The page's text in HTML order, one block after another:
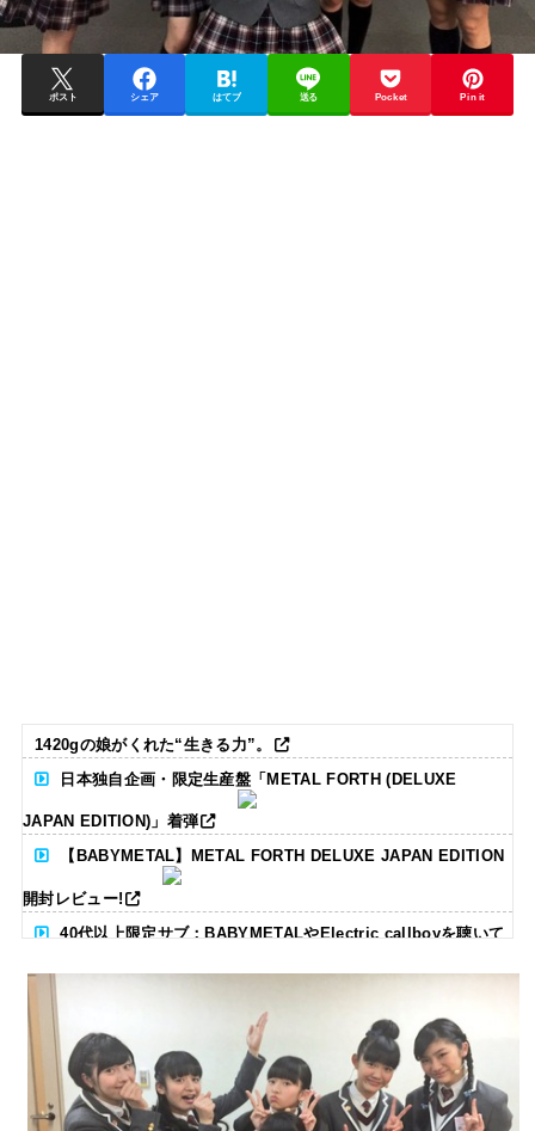
ポスト シェア はてブ 送る Pocket Pin it
1420gの娘がくれた“生きる力”。
日本独自企画・限定生産盤「METAL FORTH (DELUXE
JAPAN EDITION)」着弾
【BABYMETAL】METAL FORTH DELUXE JAPAN EDITION
開封レビュー!
40代以上限定サブ：BABYMETALやElectric callboyを聴いて
る人いる？ 【海外の反応】
BABYMETAL「CANNONBALL外伝」グッズ販売決定
タワーレコード新宿店にてBABYMETALのパネル展が開催中